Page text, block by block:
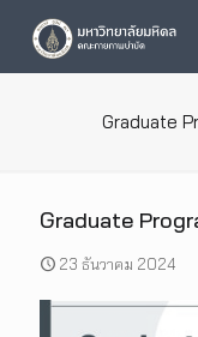
Graduate
Graduate
23 ธันวาคม 2024